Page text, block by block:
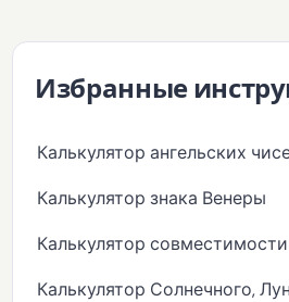
Избранные
Калькулятор ангельских
Калькулятор знака Венеры
Калькулятор
Калькулятор Солнечного,